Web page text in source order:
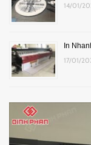
14/01/
In
17/01/